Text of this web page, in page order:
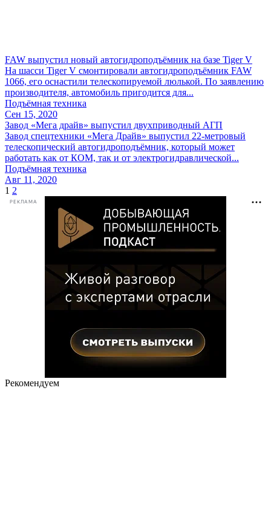
FAW выпустил новый автогидроподъёмник на базе Tiger V
На шасси Tiger V смонтировали автогидроподъёмник FAW
1066, его оснастили телескопируемой люлькой. По заявлению
производителя, автомобиль пригодится для...
Подъёмная техника
Сен 15, 2020
Завод «Мега драйв» выпустил двухприводный АГП
Завод спецтехники «Мега Драйв» выпустил 22-метровый
телескопический автогидроподъёмник, который может
работать как от КОМ, так и от электрогидравлической...
Подъёмная техника
Авг 11, 2020
Пагинация
записей
1 2
РЕКЛАМА
Рекомендуем